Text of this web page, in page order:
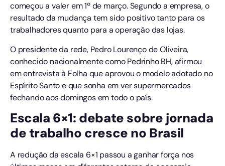
começou a valer em 1º de março. Segundo a empresa, o
resultado da mudança tem sido positivo tanto para os
trabalhadores quanto para a operação das lojas.
O presidente da rede, Pedro Lourenço de Oliveira,
conhecido nacionalmente como Pedrinho BH, afirmou
em entrevista à Folha que aprovou o modelo adotado no
Espírito Santo e que sonha em ver supermercados
fechando aos domingos em todo o país.
Escala 6×1: debate sobre jornada
de trabalho cresce no Brasil
A redução da escala 6×1 passou a ganhar força nos